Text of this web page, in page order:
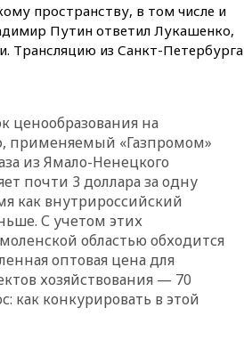
нашли потопленный в 1942
году немецкий транспорт
Bloomberg: Пентагон
00:33 CNBC: Burger King вышел
на второе место среди сетей
быстрого питания в США
вчера, 23:23Bloomberg: США
хотят испытать ПРО «Золотой
купол» в этом году
вчера, 22:39 European Aquatics:
у России есть право провести
ЧЕ по водным видам спорта в
пространству, в том числе и
Путин ответил Лукашенко,
Трансляцию из Санкт-Петербурга
ценообразования на
применяемый «Газпромом»
из Ямало-Ненецкого
почти 3 доллара за одну
как внутрироссийский
С учетом этих
областью обходится
оптовая цена для
хозяйствования — 70
как конкурировать в этой